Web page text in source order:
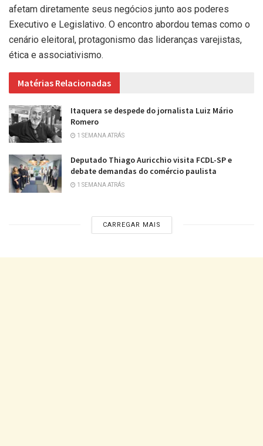
afetam diretamente seus negócios junto aos poderes
Executivo e Legislativo. O encontro abordou temas como o
cenário eleitoral, protagonismo das lideranças varejistas,
ética e associativismo.
Matérias Relacionadas
Itaquera se despede do jornalista Luiz Mário
Romero
1 SEMANA ATRÁS
Deputado Thiago Auricchio visita FCDL-SP e
debate demandas do comércio paulista
1 SEMANA ATRÁS
CARREGAR MAIS